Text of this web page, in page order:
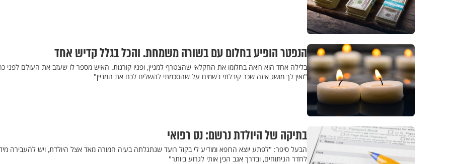
הנפטר הופיע בחלום עם בשורה משמחת. והכל בגלל קדיש אחד
בלילה אחד הוא רואה בחלומו את החקלאי שהצטרף למניין, ופניו קורנות. האיש מספר לו שעזב את העולם לפני
"ואין לך מושג איזה שכר קיבלתי בשמים על שהסכמתי להשלים לכם את המניין"
בתיקה של היולדת נרשם: נס רפואי
הבעל סיפר: "לפתע יוצא הרופא ומודיע לי בקול רועד שנתגלתה בעיה חמורה מאד אצל היולדת, ויש להעבירה
לחדר הניתוחים, ובדרך אגב הכין אותי לגרוע ביותר"